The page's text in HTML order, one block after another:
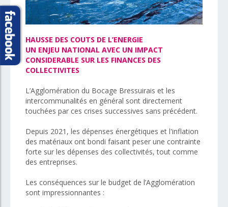
HAUSSE DES COUTS DE L’ENERGIE
UN ENJEU NATIONAL AVEC UN IMPACT
CONSIDERABLE SUR LES FINANCES DES
COLLECTIVITES
L’Agglomération du Bocage Bressuirais et les
intercommunalités en général sont directement
touchées par ces crises successives sans précédent.
Depuis 2021, les dépenses énergétiques et l'inflation
des matériaux ont bondi faisant peser une contrainte
forte sur les dépenses des collectivités, tout comme
des entreprises.
Les conséquences sur le budget de l’Agglomération
sont impressionnantes :